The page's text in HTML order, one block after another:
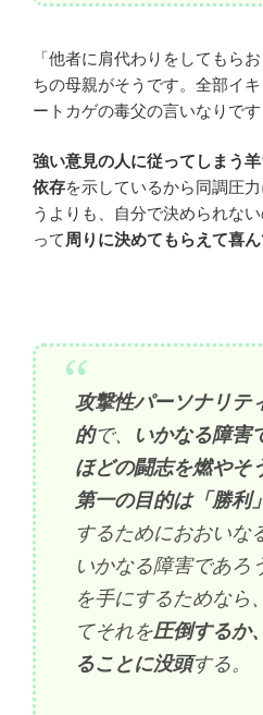
「他者に肩代わりをしてもら
ちの母親がそうです。全部イ
ートカゲの毒父の言いなりです
強い意見の人に従ってしまう
依存を示しているから同調圧
うよりも、自分で決められな
って 周りに決めてもらえて喜
攻撃性パーソナリテ
的で、
いかなる障害
ほどの闘志を燃やそ
第一の目的は「勝利」
するためにおおいな
いかなる障害であろ
を手にするためなら
てそれを圧倒するか
ることに没頭する。